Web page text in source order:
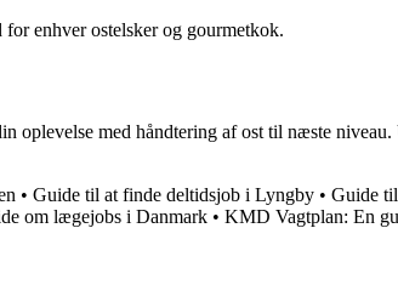
enhver ostelsker og gourmetkok.
oplevelse med håndtering af ost til næste
• Guide til at finde deltidsjob i Lyngby • Guide
om lægejobs i Danmark • KMD Vagtplan: En